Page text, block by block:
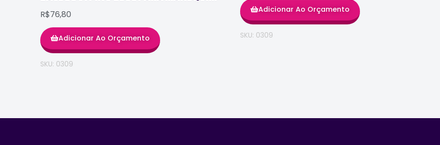
R$76,80
Adicionar Ao Orçamento
SKU: 0309
Adicionar Ao Orçamento
SKU: 0309